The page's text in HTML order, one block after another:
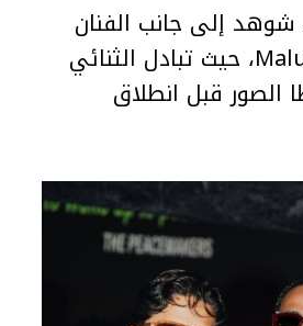
شوهد إلى جانب الفنان
الكولومبي Maluma، حيث تبادل الثنائي
الصور قبل انطلاق